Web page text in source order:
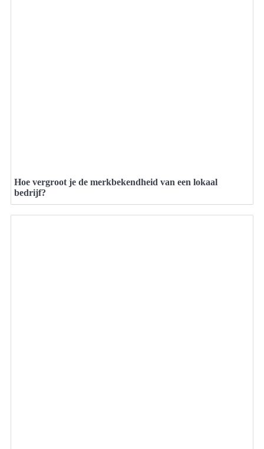
Hoe vergroot je de merkbekendheid van een lokaal
bedrijf?